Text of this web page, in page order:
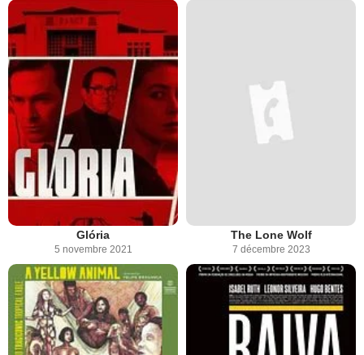
Glória
5 novembre 2021
The Lone Wolf
7 décembre 2023